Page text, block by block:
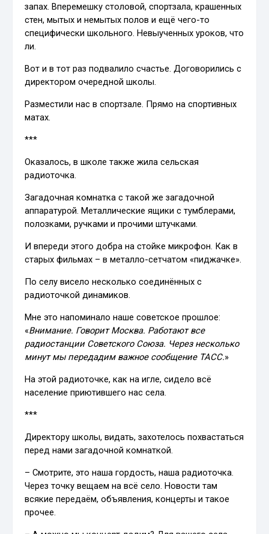
запах. Вперемешку столовой, спортзала, крашенных
стен, мытых и немытых полов и ещё чего-то
специфически школьного. Невыученных уроков, что
ли.
Вот и в тот раз подвалило счастье. Договорились с
директором очередной школы.
Разместили нас в спортзале. Прямо на спортивных
матах.
***
Оказалось, в школе также жила сельская
радиоточка.
Загадочная комнатка с такой же загадочной
аппаратурой. Металлические ящики с тумблерами,
полозками, ручками и прочими штучками.
И впереди этого добра на стойке микрофон. Как в
старых фильмах – в металло-сетчатом «пиджачке».
По селу висело несколько соединённых с
радиоточкой динамиков.
Мне это напоминало наше советское прошлое:
«Внимание. Говорит Москва. Работают все
радиостанции Советского Союза. Через несколько
минут мы передадим важное сообщение ТАСС.»
На этой радиоточке, как на игле, сидело всё
население приютившего нас села.
***
Директору школы, видать, захотелось похвастаться
перед нами загадочной комнаткой.
– Смотрите, это наша гордость, наша радиоточка.
Через точку вещаем на всё село. Новости там
всякие передаём, объявления, концерты и такое
прочее.